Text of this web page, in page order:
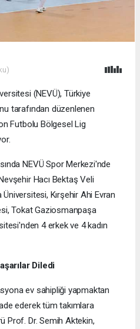
(NEVÜ), Türkiye
tarafından düzenlenen
Futbolu Bölgesel Lig
NEVÜ Spor Merkezi'nde
Hacı Bektaş Veli
Kırşehir Ahi Evran
Tokat Gaziosmanpaşa
4 erkek ve 4 kadın
Diledi
ev sahipliği yapmaktan
ederek tüm takımlara
Prof. Dr. Semih Aktekin,